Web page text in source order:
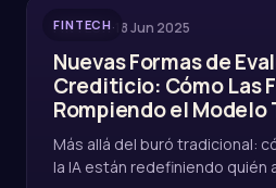
FINTECH
FINTECH · 18 Jun 2025
Nuevas Formas de
Crediticio: Cómo Las
Rompiendo el
Más allá del buró tradicional:
la IA están redefiniendo quién